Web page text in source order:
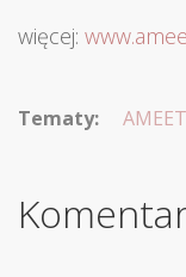
więcej:
Tematy: